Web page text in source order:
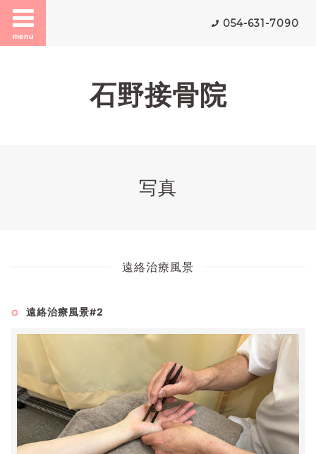
menu
054-631-7090
石野接骨院
写真
遠絡治療風景
遠絡治療風景#2